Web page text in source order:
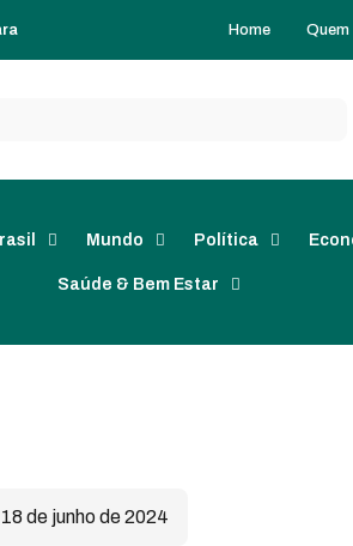
Home
Mundo Política
Saúde & Bem Estar
18 de junho de 2024